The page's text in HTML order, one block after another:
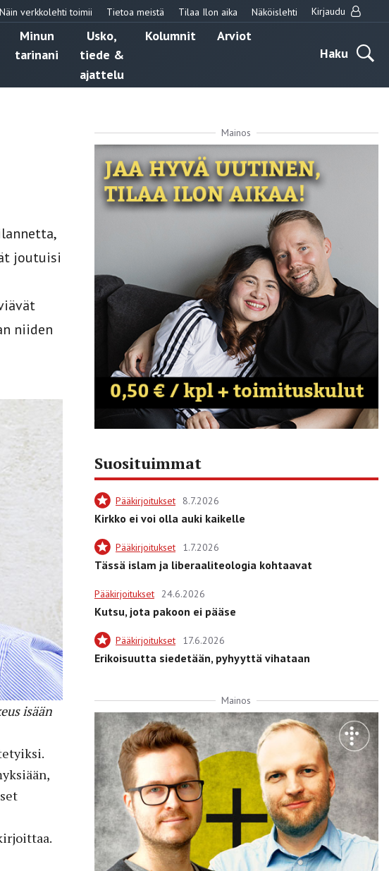
Näin verkkolehti toimii Tietoa meistä Tilaa Ilon aika Näköislehti Kirjaudu
Minun
tarinani
Usko,
tiede &
ajattelu
Kolumnit
Arviot
Haku
joutuisi
niiden
isään
Mainos
Suosituimmat
Pääkirjoitukset 8.7.2026
Kirkko ei voi olla auki kaikelle
Pääkirjoitukset 1.7.2026
Tässä islam ja liberaaliteologia kohtaavat
Pääkirjoitukset 24.6.2026
Kutsu, jota pakoon ei pääse
Pääkirjoitukset 17.6.2026
Erikoisuutta siedetään, pyhyyttä vihataan
Mainos